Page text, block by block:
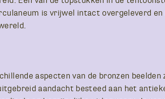
is vrijwel intact overgeleverd en
aspecten van de bronzen
aandacht besteed aan het